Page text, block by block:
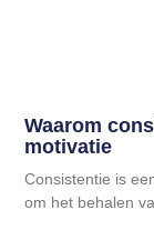
Waarom
motivatie
Consistentie is
om het behalen